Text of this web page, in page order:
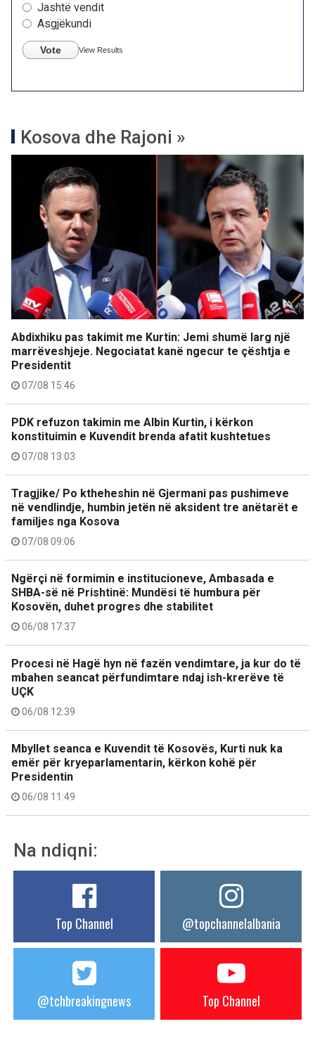
Jashtë vendit
Asgjëkundi
Vote View Results
Kosova dhe Rajoni »
Abdixhiku pas takimit me Kurtin: Jemi shumë larg një
marrëveshjeje. Negociatat kanë ngecur te çështja e
Presidentit
07/08 15:46
PDK refuzon takimin me Albin Kurtin, i kërkon
konstituimin e Kuvendit brenda afatit kushtetues
07/08 13:03
Tragjike/ Po ktheheshin në Gjermani pas pushimeve
në vendlindje, humbin jetën në aksident tre anëtarët e
familjes nga Kosova
07/08 09:06
Ngërçi në formimin e institucioneve, Ambasada e
SHBA-së në Prishtinë: Mundësi të humbura për
Kosovën, duhet progres dhe stabilitet
06/08 17:37
Procesi në Hagë hyn në fazën vendimtare, ja kur do të
mbahen seancat përfundimtare ndaj ish-krerëve të
UÇK
06/08 12:39
Mbyllet seanca e Kuvendit të Kosovës, Kurti nuk ka
emër për kryeparlamentarin, kërkon kohë për
Presidentin
06/08 11:49
Na ndiqni:
Top Channel @topchannelalbania
@tchbreakingnews Top Channel